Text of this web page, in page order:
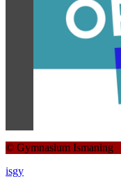
© Gymnasium Ismaning
isgy